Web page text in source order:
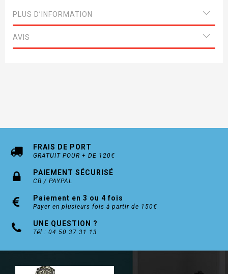
PLUS D’INFORMATION
AVIS
FRAIS DE PORT
GRATUIT POUR + DE 120€
PAIEMENT SÉCURISÉ
CB / PAYPAL
Paiement en 3 ou 4 fois
Payer en plusieurs fois à partir de 150€
UNE QUESTION ?
Tél : 04 50 37 31 13